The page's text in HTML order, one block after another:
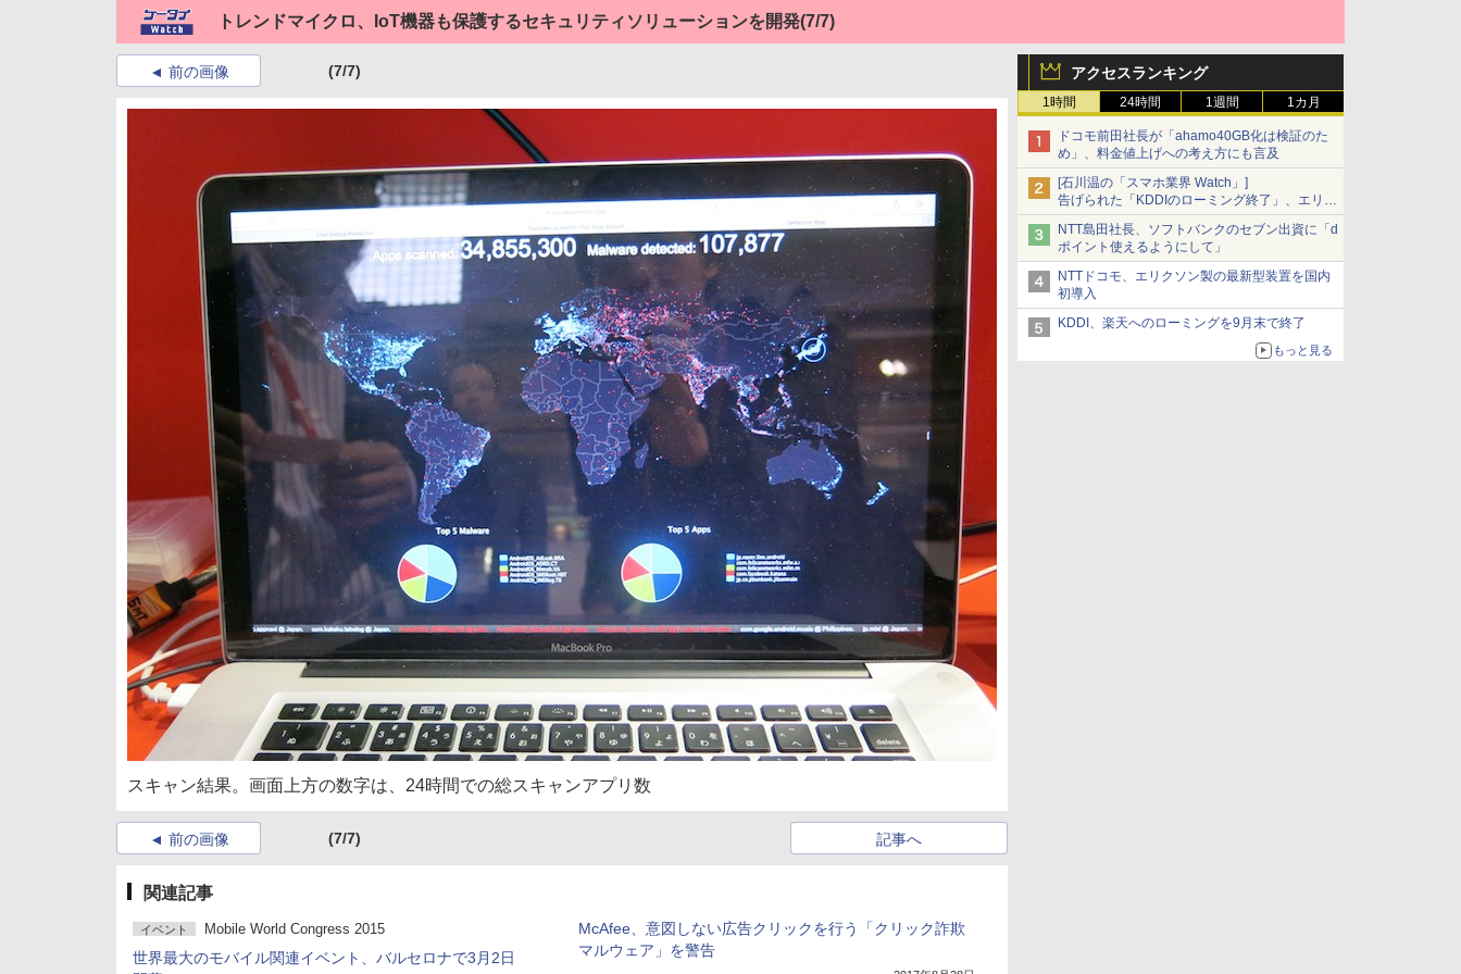
トレンドマイクロ、IoT機器も保護するセキュリティソリューションを開発(7/7)
アクセスランキング
1時間 24時間 1週間 1カ月
ドコモ前田社長が「ahamo40GB化は検証のた
め」、料金値上げへの考え方にも言及
[石川温の「スマホ業界 Watch」]
告げられた「KDDIのローミング終了」、エリア
マップの落とし穴と楽天モバイルの課題
NTT島田社長、ソフトバンクのセブン出資に「d
ポイント使えるようにして」
NTTドコモ、エリクソン製の最新型装置を国内
初導入
KDDI、楽天へのローミングを9月末で終了
もっと見る
前の画像 (7/7)
スキャン結果。画面上方の数字は、24時間での総スキャンアプリ数
前の画像 (7/7) 記事へ
関連記事
イベント Mobile World Congress 2015
世界最大のモバイル関連イベント、バルセロナで3月2日
McAfee、意図しない広告クリックを行う「クリック詐欺
マルウェア」を警告